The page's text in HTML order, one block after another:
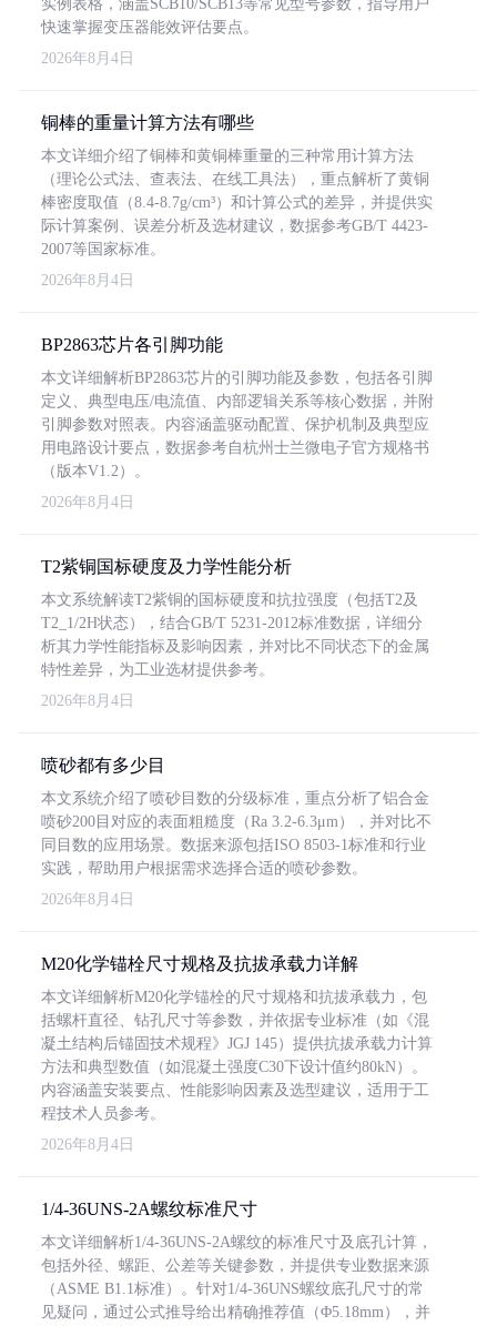
实例表格，涵盖SCB10/SCB13等常见型号参数，指导用户
快速掌握变压器能效评估要点。
2026年8月4日
铜棒的重量计算方法有哪些
本文详细介绍了铜棒和黄铜棒重量的三种常用计算方法
（理论公式法、查表法、在线工具法），重点解析了黄铜
棒密度取值（8.4-8.7g/cm³）和计算公式的差异，并提供实
际计算案例、误差分析及选材建议，数据参考GB/T 4423-
2007等国家标准。
2026年8月4日
BP2863芯片各引脚功能
本文详细解析BP2863芯片的引脚功能及参数，包括各引脚
定义、典型电压/电流值、内部逻辑关系等核心数据，并附
引脚参数对照表。内容涵盖驱动配置、保护机制及典型应
用电路设计要点，数据参考自杭州士兰微电子官方规格书
（版本V1.2）。
2026年8月4日
T2紫铜国标硬度及力学性能分析
本文系统解读T2紫铜的国标硬度和抗拉强度（包括T2及
T2_1/2H状态），结合GB/T 5231-2012标准数据，详细分
析其力学性能指标及影响因素，并对比不同状态下的金属
特性差异，为工业选材提供参考。
2026年8月4日
喷砂都有多少目
本文系统介绍了喷砂目数的分级标准，重点分析了铝合金
喷砂200目对应的表面粗糙度（Ra 3.2-6.3μm），并对比不
同目数的应用场景。数据来源包括ISO 8503-1标准和行业
实践，帮助用户根据需求选择合适的喷砂参数。
2026年8月4日
M20化学锚栓尺寸规格及抗拔承载力详解
本文详细解析M20化学锚栓的尺寸规格和抗拔承载力，包
括螺杆直径、钻孔尺寸等参数，并依据专业标准（如《混
凝土结构后锚固技术规程》JGJ 145）提供抗拔承载力计算
方法和典型数值（如混凝土强度C30下设计值约80kN）。
内容涵盖安装要点、性能影响因素及选型建议，适用于工
程技术人员参考。
2026年8月4日
1/4-36UNS-2A螺纹标准尺寸
本文详细解析1/4-36UNS-2A螺纹的标准尺寸及底孔计算，
包括外径、螺距、公差等关键参数，并提供专业数据来源
（ASME B1.1标准）。针对1/4-36UNS螺纹底孔尺寸的常
见疑问，通过公式推导给出精确推荐值（Φ5.18mm），并